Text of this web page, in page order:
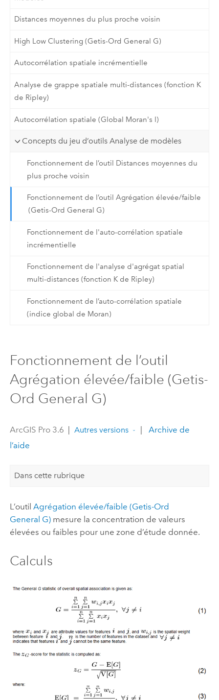
Distances moyennes du plus proche voisin
High Low Clustering (Getis-Ord General G)
Autocorrélation spatiale incrémentielle
Analyse de grappe spatiale multi-distances (fonction K
de Ripley)
Autocorrélation spatiale (Global Moran's I)
Concepts du jeu d’outils Analyse de modèles
Fonctionnement de l’outil Distances moyennes du
plus proche voisin
Fonctionnement de l’outil Agrégation élevée/faible
(Getis-Ord General G)
Fonctionnement de l'auto-corrélation spatiale
incrémentielle
Fonctionnement de l'analyse d'agrégat spatial
multi-distances (fonction K de Ripley)
Fonctionnement de l’auto-corrélation spatiale
(indice global de Moran)
Fonctionnement de l’outil
Agrégation élevée/faible (Getis-
Ord General G)
ArcGIS Pro 3.6 Autres versions
Archive de
l’aide
Dans cette rubrique
L’outil Agrégation élevée/faible (Getis-Ord
General G)mesure la concentration de valeurs
élevées ou faibles pour une zone d’étude donnée.
Calculs